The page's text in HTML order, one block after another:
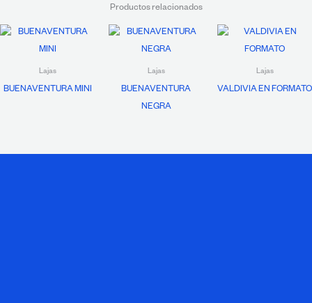
Productos relacionados
Lajas
BUENAVENTURA MINI
Lajas
BUENAVENTURA
NEGRA
Lajas
VALDIVIA EN FORMATO